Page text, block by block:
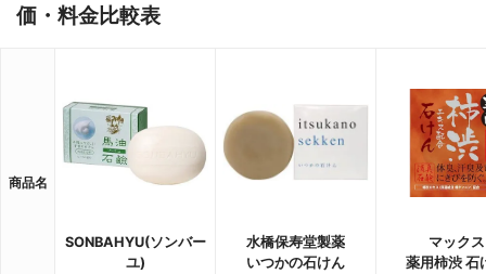
価・料金比較表
商品名
SONBAHYU(ソンバー
ユ)
水橋保寿堂製薬
いつかの石けん
マックス
薬用柿渋 石